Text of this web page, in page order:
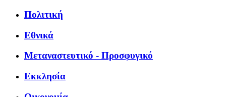
Πολιτική
Εθνικά
Μεταναστευτικό - Προσφυγικό
Εκκλησία